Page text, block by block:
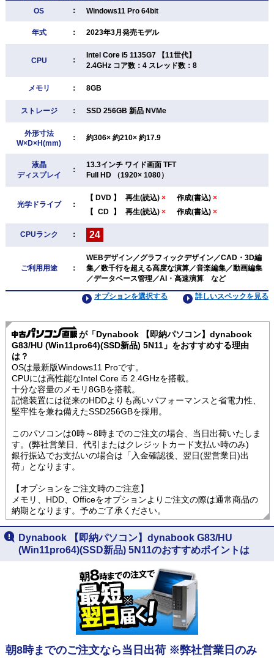
OS ： Windows11 Pro 64bit
年式 ： 2023年3月発売モデル
CPU ：
Intel Core i5 1135G7 【11世代】
2.4GHz コア数：4 スレッド数：8
メモリ ： 8GB
ストレージ ： SSD 256GB 新品 NVMe
外形寸法
W×D×H(mm)
： 約306× 約210× 約17.9
液晶
ディスプレイ
：
13.3インチ ワイド画面 TFT
Full HD （1920× 1080）
光学ドライブ ：
【 DVD 】 再生(読込) × 作成(書込) ×
【 CD 】 再生(読込) × 作成(書込) ×
CPUランク ： 24
ご利用用途 ：
WEBデザイン／グラフィックデザイン／CAD・3D編
集／数千行を超える高度な演算／音楽編集／動画編集
／データベース管理／AI・高速演算 など
詳しいスペックを見る
オプションを選択する
が「Dynabook 【即納パソコン】dynabook
G83/HU (Win11pro64)(SSD新品) 5N11」をおすすめする理由
は？
OSは最新版Windows11 Proです。
CPUには高性能なIntel Core i5 2.4GHzを搭載。
十分な容量のメモリ8GBを搭載。
記憶装置には従来のHDDよりも高いパフォーマンスと省電力性、
堅牢性を兼ね備えたSSD256GBを採用。
このパソコンは0時～8時までのご注文の場合、当日出荷いたしま
す。(弊社営業日、代引またはクレジットカード支払い時のみ)
銀行振込でお支払いの場合は「入金確認後、翌日(翌営業日)出
荷」となります。
【オプションをご注文時のご注意】
メモリ、HDD、Officeをオプションよりご注文の際は通常商品の
納期となります。予めご了承ください。
Dynabook 【即納パソコン】dynabook G83/HU
(Win11pro64)(SSD新品) 5N11のおすすめポイントは
朝8時までのご注文なら当日出荷 ※弊社営業日のみ